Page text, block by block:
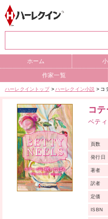
ホーム
作家一覧
ハーレクイントップ ハーレクイン小説 コ
コ
ベテ
頁数
発行日
著者
訳者
定価
ISBN